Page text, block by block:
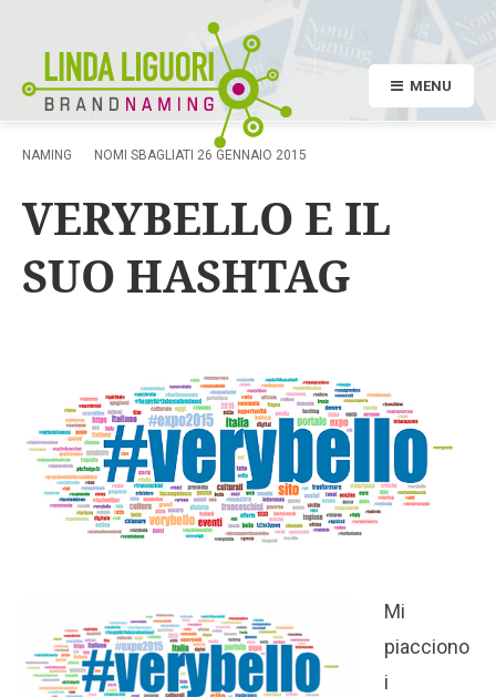
MENU
NAMING NOMI SBAGLIATI 26 GENNAIO 2015
VERYBELLO E IL
SUO HASHTAG
Mi
piacciono
i